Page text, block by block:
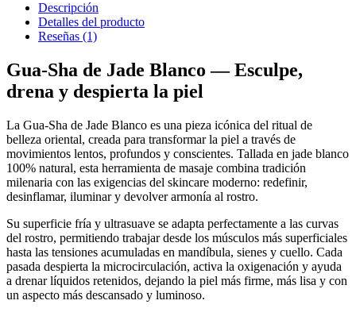
Descripción
Detalles del producto
Reseñas (1)
Gua-Sha de Jade Blanco — Esculpe,
drena y despierta la piel
La Gua-Sha de Jade Blanco es una pieza icónica del ritual de
belleza oriental, creada para transformar la piel a través de
movimientos lentos, profundos y conscientes. Tallada en jade blanco
100% natural, esta herramienta de masaje combina tradición
milenaria con las exigencias del skincare moderno: redefinir,
desinflamar, iluminar y devolver armonía al rostro.
Su superficie fría y ultrasuave se adapta perfectamente a las curvas
del rostro, permitiendo trabajar desde los músculos más superficiales
hasta las tensiones acumuladas en mandíbula, sienes y cuello. Cada
pasada despierta la microcirculación, activa la oxigenación y ayuda
a drenar líquidos retenidos, dejando la piel más firme, más lisa y con
un aspecto más descansado y luminoso.